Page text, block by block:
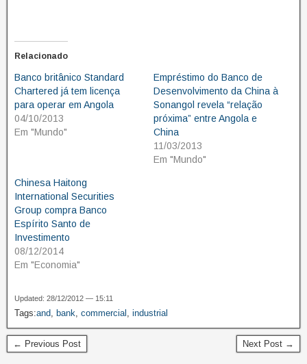
Relacionado
Banco britânico Standard
Chartered já tem licença
para operar em Angola
04/10/2013
Em "Mundo"
Empréstimo do Banco de
Desenvolvimento da China à
Sonangol revela “relação
próxima” entre Angola e
China
11/03/2013
Em "Mundo"
Chinesa Haitong
International Securities
Group compra Banco
Espírito Santo de
Investimento
08/12/2014
Em "Economia"
Updated: 28/12/2012 — 15:11
Tags:and, bank, commercial , industrial
← Previous Post Next Post →